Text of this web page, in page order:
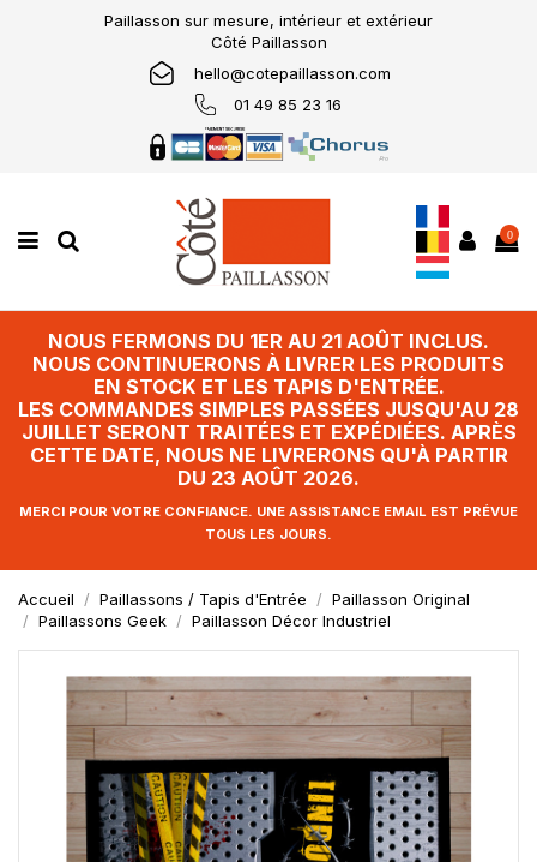
Paillasson sur mesure, intérieur et extérieur
Côté Paillasson
hello@cotepaillasson.com
01 49 85 23 16
0
NOUS FERMONS DU 1ER AU 21 AOÛT INCLUS.
NOUS CONTINUERONS À LIVRER LES PRODUITS
EN STOCK ET LES TAPIS D'ENTRÉE.
LES COMMANDES SIMPLES PASSÉES JUSQU'AU 28
JUILLET SERONT TRAITÉES ET EXPÉDIÉES. APRÈS
CETTE DATE, NOUS NE LIVRERONS QU'À PARTIR
DU 23 AOÛT 2026.
MERCI POUR VOTRE CONFIANCE. UNE ASSISTANCE EMAIL EST PRÉVUE
TOUS LES JOURS.
Accueil Paillassons / Tapis d'Entrée
Paillasson Original
Paillassons Geek
Paillasson Décor Industriel